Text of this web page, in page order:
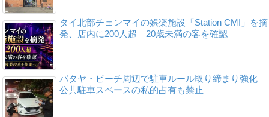
タイ北部チェンマイの娯楽施設「Station CMI」を摘
発、店内に200人超 20歳未満の客を確認
パタヤ・ビーチ周辺で駐車ルール取り締まり強化
公共駐車スペースの私的占有も禁止